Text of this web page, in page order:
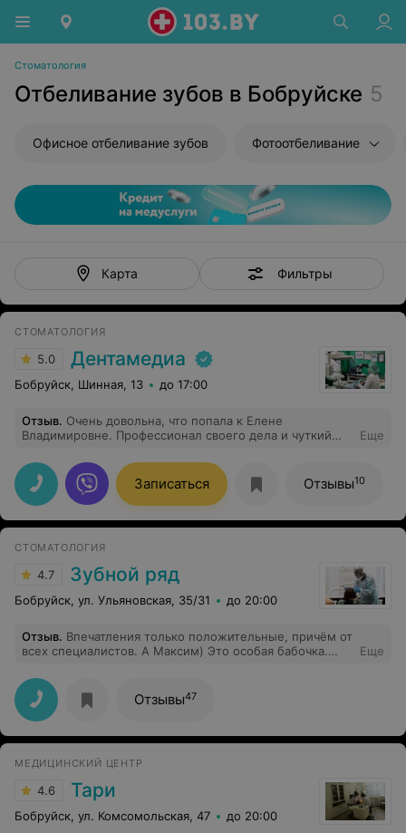
Стоматология
Отбеливание зубов в Бобруйске 5
Офисное отбеливание зубов Фотоотбеливание
Карта Фильтры
СТОМАТОЛОГИЯ
5.0 Дентамедиа
Бобруйск, Шинная, 13 до 17:00
Отзыв. Очень довольна, что попала к Елене
Владимировне. Профессионал своего дела и чуткий
времени, ответила на все вопросы, рекомендую от
всей души!
Еще
Записаться Отзывы10
СТОМАТОЛОГИЯ
4.7 Зубной ряд
Бобруйск, ул. Ульяновская, 35/31 до 20:00
Отзыв. Впечатления только положительные, причём от
всех специалистов. А Максим) Это особая бабочка.
работникам за заботу и отношение. И конечно спасибо
создателям замечательной клиники.
Еще
Отзывы47
МЕДИЦИНСКИЙ ЦЕНТР
4.6 Тари
Бобруйск, ул. Комсомольская, 47 до 20:00